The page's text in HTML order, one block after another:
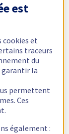
est
et
traceurs
du
la
permettent
Ces
également :